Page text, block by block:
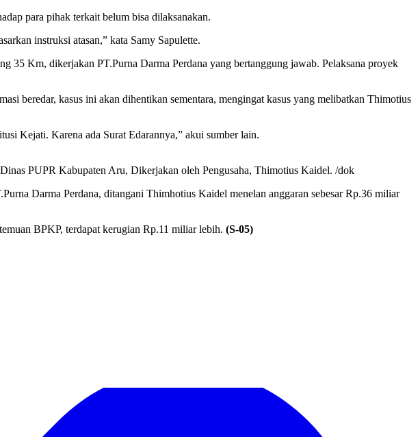
para pihak terkait belum bisa dilaksanakan.
instruksi atasan,” kata Samy Sapulette.
Km, dikerjakan PT.Purna Darma Perdana yang bertanggung jawab. Pelaksana proyek
beredar, kasus ini akan dihentikan sementara, mengingat kasus yang melibatkan Thimotius
Kejati. Karena ada Surat Edarannya,” akui sumber lain.
PUPR Kabupaten Aru, Dikerjakan oleh Pengusaha, Thimotius Kaidel. /dok
Darma Perdana, ditangani Thimhotius Kaidel menelan anggaran sebesar Rp.36 miliar
BPKP, terdapat kerugian Rp.11 miliar lebih. (S-05)